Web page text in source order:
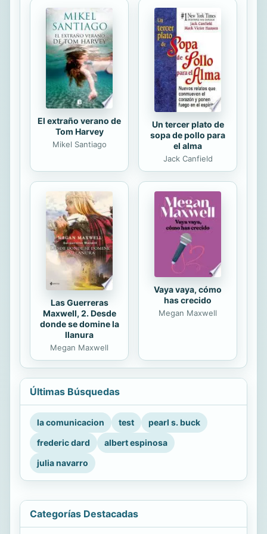
tarde. Este es un libro con
protagonistas como Epaminondas,
Pericles, Alejandro, Espartaco o
César, que nos habla de las grandes
batallas del pasado y nos ayuda a
entender mayor los triunfos y la
gloria de Atenas o de Roma. ...
El extraño verano de
Tom Harvey
Mikel Santiago
Un tercer plato de
sopa de pollo para
el alma
Jack Canfield
Las Guerreras
Maxwell, 2. Desde
donde se domine la
llanura
Megan Maxwell
Vaya vaya, cómo
has crecido
Megan Maxwell
Últimas Búsquedas
la comunicacion test
pearl s. buck
frederic dard
albert espinosa
julia navarro
Categorías Destacadas